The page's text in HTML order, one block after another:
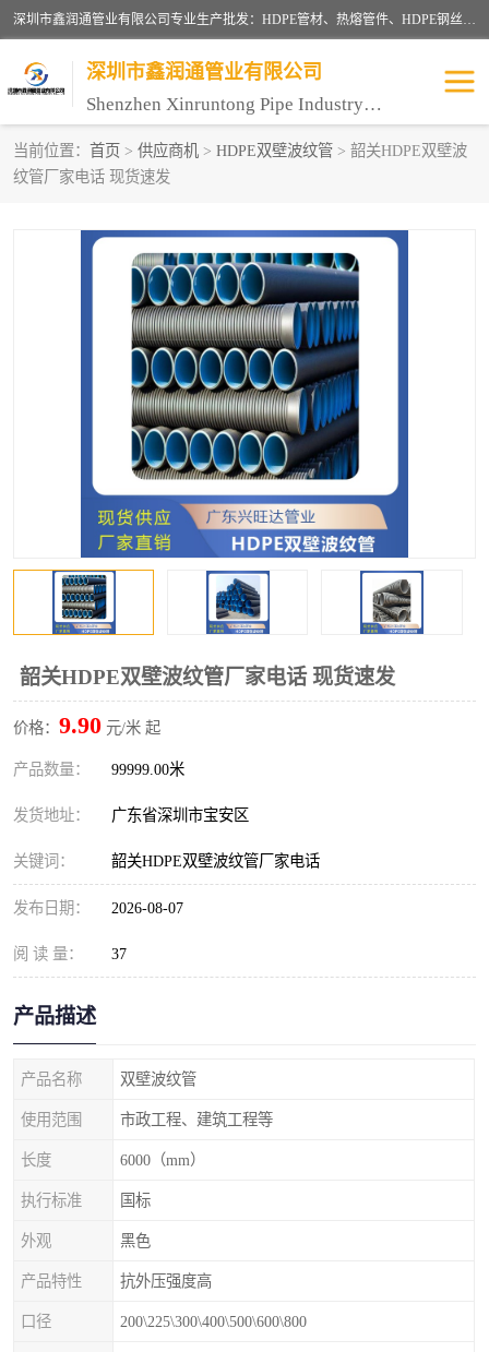
深圳市鑫润通管业有限公司专业生产批发：HDPE管材、热熔管件、HDPE钢丝骨架管、电熔管件、HDPE双壁波纹管、MPP电力管、井盖、PVC管材管件、PPR管材管件等；公司自创建以来，始终秉承“团结、务实、创新、守信”的服务宗旨，凭借专业的服务以及多年的勤奋拼搏，发展成为一家专业销售各种管材管件，绝缘电工套管及配件等系列产品的贸易公司。
深圳市鑫润通管业有限公司
Shenzhen Xinruntong Pipe Industry Co., Ltd
当前位置： 首页 > 供应商机 > HDPE双壁波纹管 > 韶关HDPE双壁波
纹管厂家电话 现货速发
韶关HDPE双壁波纹管厂家电话 现货速发
价格： 9.90 元/米 起
产品数量： 99999.00米
发货地址： 广东省深圳市宝安区
关键词： 韶关HDPE双壁波纹管厂家电话
发布日期： 2026-08-07
阅 读 量： 37
产品描述
产品名称 双壁波纹管
使用范围 市政工程、建筑工程等
长度 6000（mm）
执行标准 国标
外观 黑色
产品特性 抗外压强度高
口径 200\225\300\400\500\600\800
HDPE管材给水管
HDPE双壁波纹管 HDPE电力通讯管
UPVC电力通讯管 MPP电力通信管
联塑PPR管
联塑家装红蓝线管